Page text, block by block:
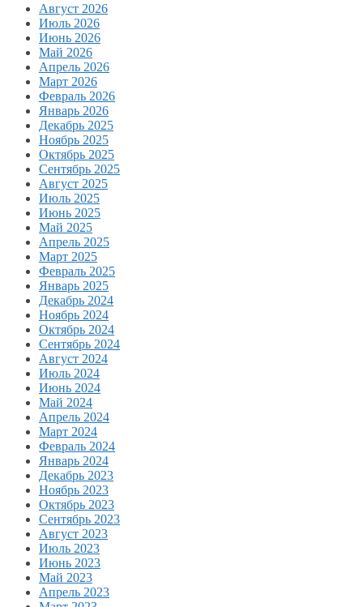
Август 2026
Июль 2026
Июнь 2026
Май 2026
Апрель 2026
Март 2026
Февраль 2026
Январь 2026
Декабрь 2025
Ноябрь 2025
Октябрь 2025
Сентябрь 2025
Август 2025
Июль 2025
Июнь 2025
Май 2025
Апрель 2025
Март 2025
Февраль 2025
Январь 2025
Декабрь 2024
Ноябрь 2024
Октябрь 2024
Сентябрь 2024
Август 2024
Июль 2024
Июнь 2024
Май 2024
Апрель 2024
Март 2024
Февраль 2024
Январь 2024
Декабрь 2023
Ноябрь 2023
Октябрь 2023
Сентябрь 2023
Август 2023
Июль 2023
Июнь 2023
Май 2023
Апрель 2023